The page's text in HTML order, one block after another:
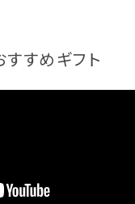
すすめギフト